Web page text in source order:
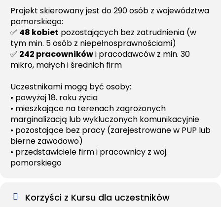
Projekt skierowany jest do 290 osób z województwa
pomorskiego:
✅ 48 kobiet pozostających bez zatrudnienia (w
tym min. 5 osób z niepełnosprawnościami)
✅ 242 pracownikówi pracodawców z min. 30
mikro, małych i średnich firm
Uczestnikami mogą być osoby:
• powyżej 18. roku życia
• mieszkające na terenach zagrożonych
marginalizacją lub wykluczonych komunikacyjnie
• pozostające bez pracy (zarejestrowane w PUP lub
bierne zawodowo)
• przedstawiciele firm i pracownicy z woj.
pomorskiego
Korzyści z Kursu dla uczestników